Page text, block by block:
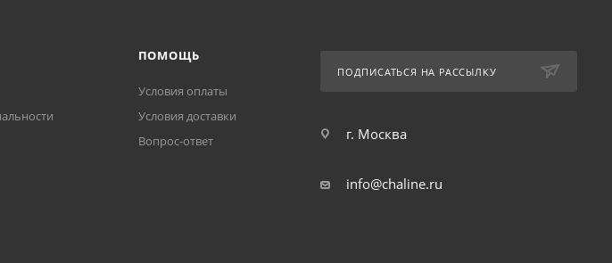
ПОМОЩЬ
Условия оплаты
Условия доставки
Вопрос-ответ
ПОДПИСАТЬСЯ НА РАССЫЛКУ
г. Москва
info@chaline.ru